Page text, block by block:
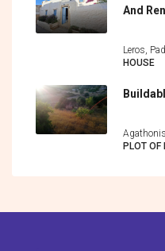
And
Leros,
HOUSE
PLOT OF